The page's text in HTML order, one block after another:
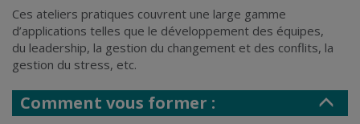
Ces ateliers pratiques couvrent une large gamme
d’applications telles que le développement des équipes,
du leadership, la gestion du changement et des conflits, la
gestion du stress, etc.
Comment vous former :